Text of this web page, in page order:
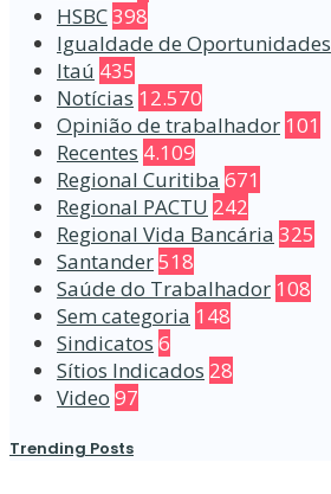
HSBC398
Igualdade de Oportunidades
Itaú 435
Notícias 12.570
Opinião de trabalhador 101
Recentes 4.109
Regional Curitiba 671
Regional PACTU 242
Regional Vida Bancária 325
Santander518
Saúde do Trabalhador 108
Sem categoria 148
Sindicatos 6
Sítios Indicados 28
Video 97
Trending Posts